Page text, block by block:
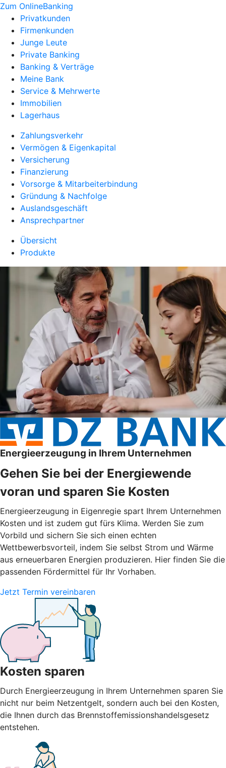
Zum OnlineBanking
Privatkunden
Firmenkunden
Junge Leute
Private Banking
Banking & Verträge
Meine Bank
Service & Mehrwerte
Immobilien
Lagerhaus
Zahlungsverkehr
Vermögen & Eigenkapital
Versicherung
Finanzierung
Vorsorge & Mitarbeiterbindung
Gründung & Nachfolge
Auslandsgeschäft
Ansprechpartner
Übersicht
Produkte
Energieerzeugung in Ihrem Unternehmen
Gehen Sie bei der Energiewende
voran und sparen Sie Kosten
Energieerzeugung in Eigenregie spart Ihrem Unternehmen
Kosten und ist zudem gut fürs Klima. Werden Sie zum
Vorbild und sichern Sie sich einen echten
Wettbewerbsvorteil, indem Sie selbst Strom und Wärme
aus erneuerbaren Energien produzieren. Hier finden Sie die
passenden Fördermittel für Ihr Vorhaben.
Jetzt Termin vereinbaren
Kosten sparen
Durch Energieerzeugung in Ihrem Unternehmen sparen Sie
nicht nur beim Netzentgelt, sondern auch bei den Kosten,
die Ihnen durch das Brennstoffemissionshandelsgesetz
entstehen.